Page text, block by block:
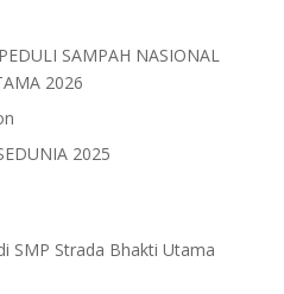
SAMPAH NASIONAL
2026
2025
SMP Strada Bhakti Utama